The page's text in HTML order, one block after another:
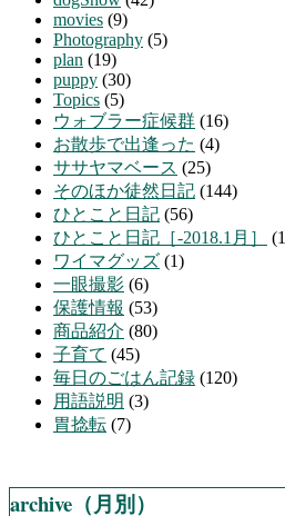
movies (9)
Photography (5)
plan (19)
puppy (30)
Topics (5)
ウォブラー症候群 (16)
お散歩で出逢った (4)
ササヤマベース (25)
そのほか徒然日記 (144)
ひとこと日記 (56)
ひとこと日記［-2018.1月］
ワイマグッズ (1)
一眼撮影 (6)
保護情報 (53)
商品紹介 (80)
子育て (45)
毎日のごはん記録 (120)
用語説明 (3)
胃捻転 (7)
archive（月別）